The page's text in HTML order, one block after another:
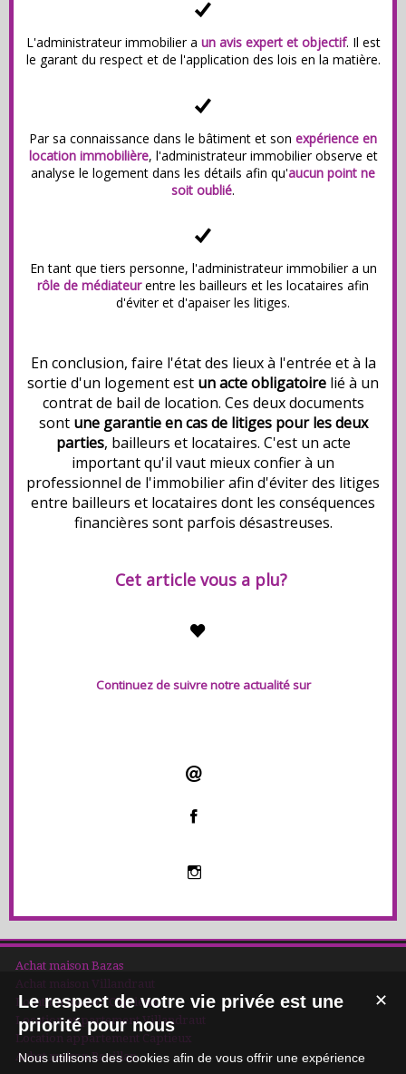
L'administrateur immobilier a un avis expert et objectif. Il est
le garant du respect et de l'application des lois en la matière.
Par sa connaissance dans le bâtiment et son expérience en
location immobilière, l'administrateur immobilier observe et
analyse le logement dans les détails afin qu'aucun point ne
soit oublié.
En tant que tiers personne, l'administrateur immobilier a un
rôle de médiateurentre les bailleurs et les locataires afin
d'éviter et d'apaiser les litiges.
En conclusion, faire l'état des lieux à l'entrée et à la
sortie d'un logement est un acte obligatoire lié à un
contrat de bail de location. Ces deux documents
sont une garantie en cas de litiges pour les deux
parties, bailleurs et locataires. C'est un acte
important qu'il vaut mieux confier à un
professionnel de l'immobilier afin d'éviter des litiges
entre bailleurs et locataires dont les conséquences
financières sont parfois désastreuses.
Cet article vous a plu?
Continuez de suivre notre actualité sur
Achat maison Bazas
Achat maison Villandraut
Location maison Captieux
Location appartement Villandraut
Location appartement Captieux
Achat maison Roaillan
✕
Le respect de votre vie privée est une
priorité pour nous
Nous utilisons des cookies afin de vous offrir une expérience